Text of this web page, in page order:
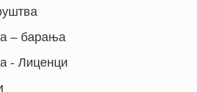
– барања
- Лиценци